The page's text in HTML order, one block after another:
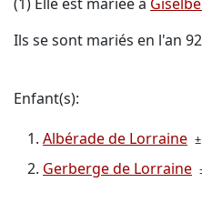
Ils se sont mariés en l'an
Enfant(s):
Albérade de Lorraine
Gerberge de Lorraine